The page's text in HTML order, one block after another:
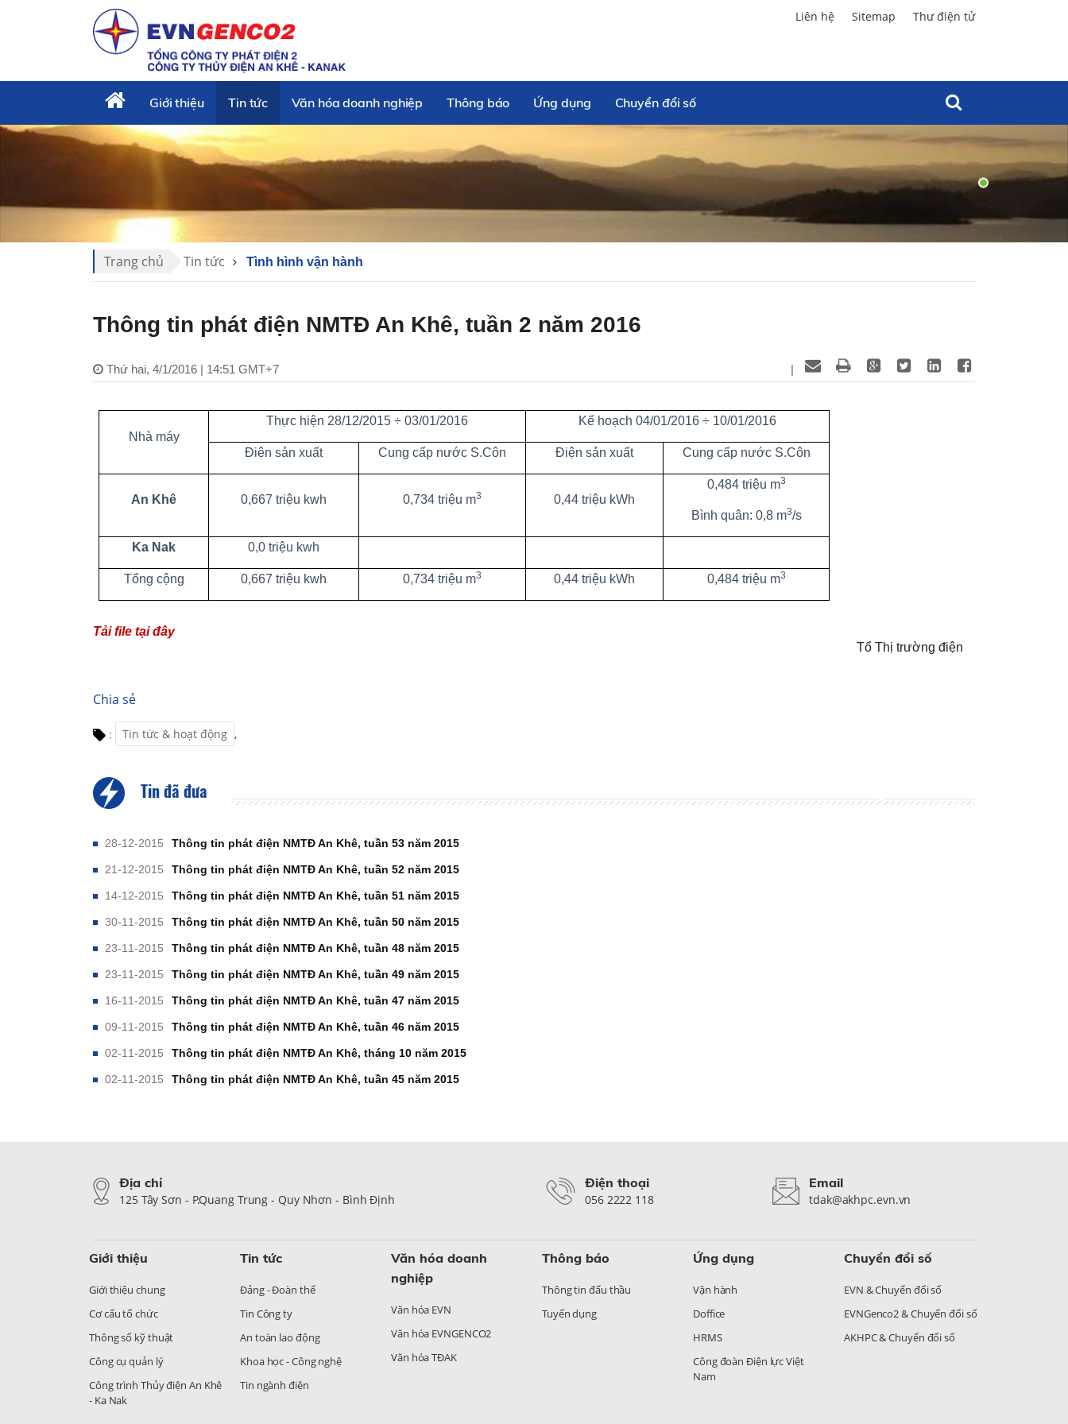
Liên hệ Sitemap Thư điện tử
Giới thiệu Tin tức Văn hóa doanh nghiệp Thông báo Ứng dụng Chuyển đổi số
Trang chủ Tin tức Tình hình vận hành
Thông tin phát điện NMTĐ An Khê, tuần 2 năm 2016
Thứ hai, 4/1/2016 | 14:51 GMT+7 |
Nhà máy
Thực hiện 28/12/2015 ÷ 03/01/2016 Kế hoạch 04/01/2016 ÷ 10/01/2016
Điện sản xuất Cung cấp nước S.Côn Điện sản xuất Cung cấp nước S.Côn
An Khê 0,667 triệu kwh 0,734 triệu m3 0,44 triệu kWh
0,484 triệu m3
Bình quân: 0,8 m3/s
Ka Nak 0,0 triệu kwh
Tổng cộng 0,667 triệu kwh ­0,734 triệu m3 0,44 triệu kWh 0,484 triệu m3
Tải file tại đây
Tổ Thị trường điện
Chia sẻ
: Tin tức & hoạt động ,
Tin đã đưa
28-12-2015 Thông tin phát điện NMTĐ An Khê, tuần 53 năm 2015
21-12-2015 Thông tin phát điện NMTĐ An Khê, tuần 52 năm 2015
14-12-2015 Thông tin phát điện NMTĐ An Khê, tuần 51 năm 2015
30-11-2015 Thông tin phát điện NMTĐ An Khê, tuần 50 năm 2015
23-11-2015 Thông tin phát điện NMTĐ An Khê, tuần 48 năm 2015
23-11-2015 Thông tin phát điện NMTĐ An Khê, tuần 49 năm 2015
16-11-2015 Thông tin phát điện NMTĐ An Khê, tuần 47 năm 2015
09-11-2015 Thông tin phát điện NMTĐ An Khê, tuần 46 năm 2015
02-11-2015 Thông tin phát điện NMTĐ An Khê, tháng 10 năm 2015
02-11-2015 Thông tin phát điện NMTĐ An Khê, tuần 45 năm 2015
Địa chỉ
125 Tây Sơn - P.Quang Trung - Quy Nhơn - Bình Định
Điện thoại
056 2222 118
Email
tdak@akhpc.evn.vn
Giới thiệu
Giới thiệu chung
Cơ cấu tổ chức
Thông số kỹ thuật
Công cụ quản lý
Công trình Thủy điện An Khê
- Ka Nak
Tin tức
Đảng - Đoàn thể
Tin Công ty
An toàn lao động
Khoa học - Công nghệ
Tin ngành điện
Văn hóa doanh
nghiệp
Văn hóa EVN
Văn hóa EVNGENCO2
Văn hóa TĐAK
Thông báo
Thông tin đấu thầu
Tuyển dụng
Ứng dụng
Vận hành
Doffice
HRMS
Công đoàn Điện lực Việt
Nam
Chuyển đổi số
EVN & Chuyển đổi số
EVNGenco2 & Chuyển đổi số
AKHPC & Chuyển đổi số